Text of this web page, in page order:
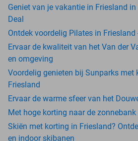
Geniet van je vakantie in Friesland
Deal
Ontdek voordelig Pilates in Friesland
Ervaar de kwaliteit van het Van der
en omgeving
Voordelig genieten bij Sunparks met
Friesland
Ervaar de warme sfeer van het
Met hoge korting naar de
Skiën met korting in Friesland?
en indoor skibanen